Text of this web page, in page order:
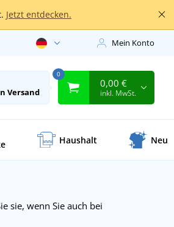
Jetzt entdecken.
Mein Konto
Versand
0
0,00 €
inkl. MwSt.
Haushalt Neu
sie, wenn Sie auch bei